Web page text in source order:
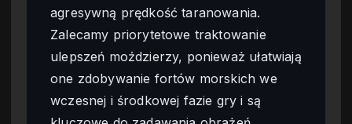
agresywną prędkość taranowania.
Zalecamy priorytetowe traktowanie
ulepszeń moździerzy, ponieważ ułatwiają
one zdobywanie fortów morskich we
wczesnej i środkowej fazie gry i są